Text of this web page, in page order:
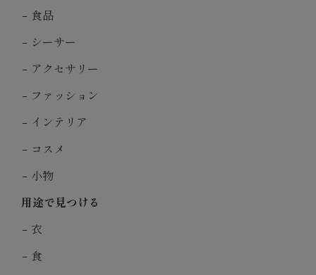
食品
シーサー
アクセサリー
ファッション
インテリア
コスメ
小物
用途で見つける
衣
食